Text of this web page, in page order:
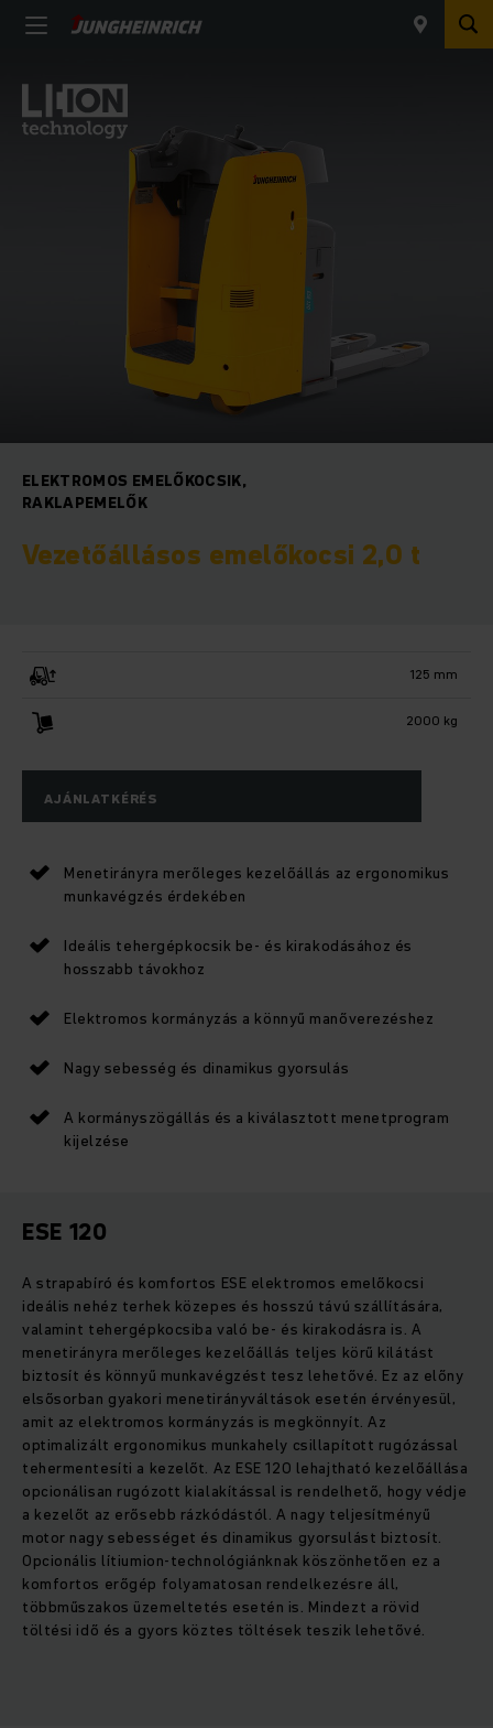
ELEKTROMOS EMELŐKOCSIK,
RAKLAPEMELŐK
Vezetőállásos emelőkocsi 2,0 t
125 mm
2000 kg
AJÁNLATKÉRÉS
Menetirányra merőleges kezelőállás az ergonomikus
munkavégzés érdekében
Ideális tehergépkocsik be- és kirakodásához és
hosszabb távokhoz
Elektromos kormányzás a könnyű manőverezéshez
Nagy sebesség és dinamikus gyorsulás
A kormányszögállás és a kiválasztott menetprogram
kijelzése
ESE 120
A strapabíró és komfortos ESE elektromos emelőkocsi
ideális nehéz terhek közepes és hosszú távú szállítására,
valamint tehergépkocsiba való be- és kirakodásra is. A
menetirányra merőleges kezelőállás teljes körű kilátást
biztosít és könnyű munkavégzést tesz lehetővé. Ez az előny
elsősorban gyakori menetirányváltások esetén érvényesül,
amit az elektromos kormányzás is megkönnyít. Az
optimalizált ergonomikus munkahely csillapított rugózással
tehermentesíti a kezelőt. Az ESE 120 lehajtható kezelőállása
opcionálisan rugózott kialakítással is rendelhető, hogy védje
a kezelőt az erősebb rázkódástól. A nagy teljesítményű
motor nagy sebességet és dinamikus gyorsulást biztosít.
Opcionális lítiumion-technológiánknak köszönhetően ez a
komfortos erőgép folyamatosan rendelkezésre áll,
többműszakos üzemeltetés esetén is. Mindezt a rövid
töltési idő és a gyors köztes töltések teszik lehetővé.